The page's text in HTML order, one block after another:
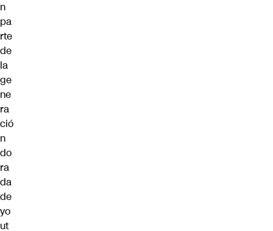
n
pa
rte
de
la
ge
ne
ra
ció
n
do
ra
da
de
yo
ut